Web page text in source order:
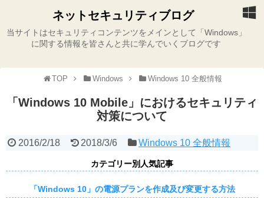
ネットセキュリティブログ
当サイトはセキュリティコンテンツをメインとして「Windows」
に関する情報を皆さんと共に学んでいくブログです
TOP Windows Windows 10 全般情報
「Windows 10 Mobile」におけるセキュリティ
対策について
2016/2/18 2018/3/6 Windows 10 全般情報
カテゴリー別人気記事
「Windows 10」の電源プランを作成及び変更する方法